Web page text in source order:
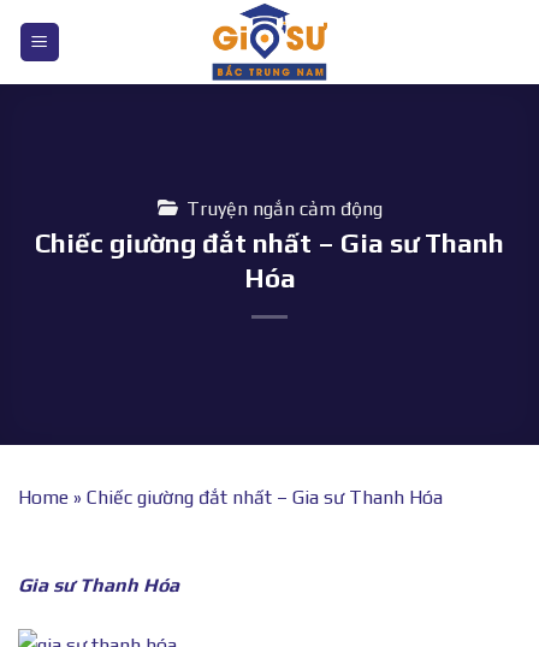
nội
Truyện ngắn cảm động
Chiếc giường đắt nhất – Gia sư Thanh
Hóa
Home » Chiếc giường đắt nhất – Gia sư Thanh Hóa
Gia sư Thanh Hóa